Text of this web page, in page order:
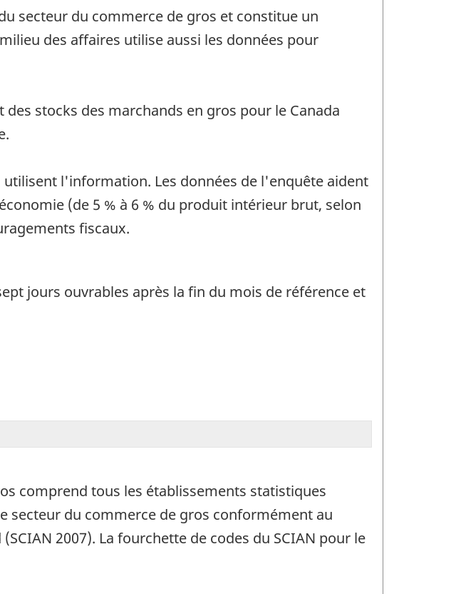
secteur du commerce de gros et constitue un
des affaires utilise aussi les données pour
stocks des marchands en gros pour le Canada
l'information. Les données de l'enquête aident
(de 5 % à 6 % du produit intérieur brut, selon
fiscaux.
jours ouvrables après la fin du mois de référence et
comprend tous les établissements statistiques
secteur du commerce de gros conformément au
2007). La fourchette de codes du SCIAN pour le